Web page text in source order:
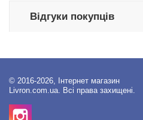
Відгуки покупців
© 2016-2026, Інтернет магазин
Livron.com.ua. Всі права захищені.